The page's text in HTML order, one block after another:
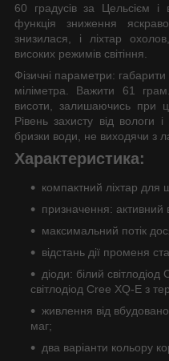
60 градусів за Цельсієм і
функція зниження
знизилася, і ліхтар
високих режимів світіння.
Фізичні параметри:
міліметра. Важити 61
висоти, залишаючись при
Рівень захисту від вологи
бризки води, не виходячи з
Характеристика:
компактний ліхтар для
призначення: активний
максимальний потік
відстань дії променя
діоди: білий
світлодіод Cree XQ-E з
живлення від
маг;
два варіанти кольору